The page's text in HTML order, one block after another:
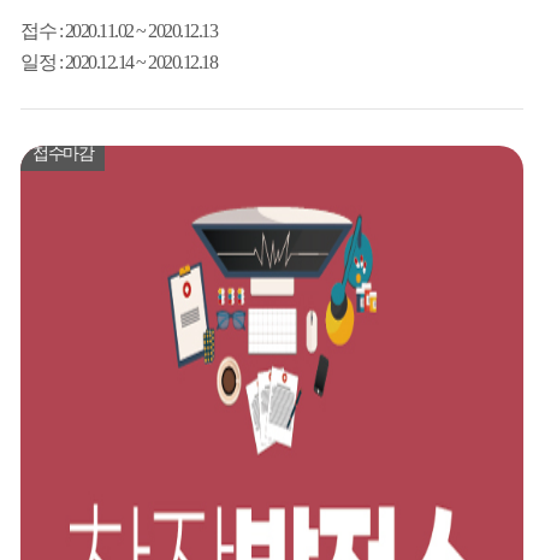
접수: 2020.11.02 ~ 2020.12.13
일정 : 2020.12.14 ~ 2020.12.18
접수마감